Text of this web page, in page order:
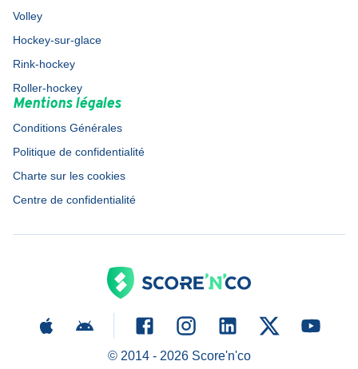
Volley
Hockey-sur-glace
Rink-hockey
Roller-hockey
Mentions légales
Conditions Générales
Politique de confidentialité
Charte sur les cookies
Centre de confidentialité
© 2014 - 2026Score'n'co